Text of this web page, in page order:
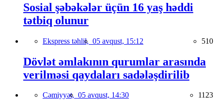
Sosial şəbəkələr üçün 16 yaş həddi
tətbiq olunur
Ekspress təhlil, 05 avqust, 15:12 510
Dövlət əmlakının qurumlar arasında
verilməsi qaydaları sadələşdirilib
Cəmiyyət, 05 avqust, 14:30 1123